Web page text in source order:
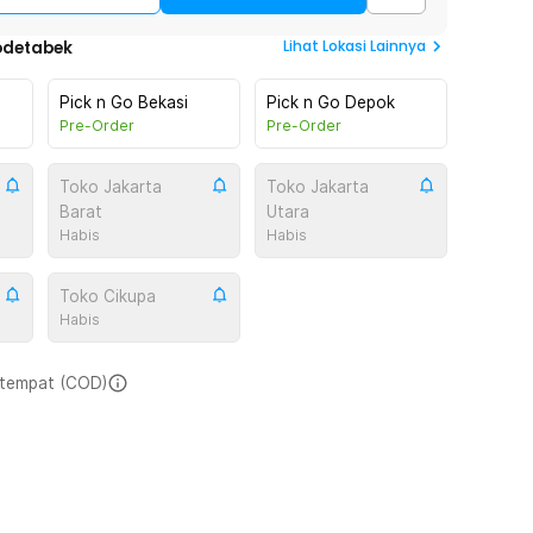
Lihat Lokasi Lainnya
Pick n Go Bekasi
Pre-Order
Pick n Go Depok
Pre-Order
Toko Jakarta
Barat
Habis
Toko Jakarta
Utara
Habis
Toko Cikupa
Habis
(COD)